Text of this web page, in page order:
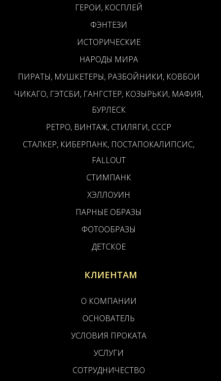
ГЕРОИ, КОСПЛЕЙ
ФЭНТЕЗИ
ИСТОРИЧЕСКИЕ
НАРОДЫ МИРА
ПИРАТЫ, МУШКЕТЕРЫ, РАЗБОЙНИКИ, КОВБОИ
ЧИКАГО, ГЭТСБИ, ГАНГСТЕР, КОЗЫРЬКИ, МАФИЯ,
БУРЛЕСК
РЕТРО, ВИНТАЖ, СТИЛЯГИ, СССР
СТАЛКЕР, КИБЕРПАНК, ПОСТАПОКАЛИПСИС,
FALLOUT
СТИМПАНК
ХЭЛЛОУИН
ПАРНЫЕ ОБРАЗЫ
ФОТООБРАЗЫ
ДЕТСКОЕ
КЛИЕНТАМ
О КОМПАНИИ
ОСНОВАТЕЛЬ
УСЛОВИЯ ПРОКАТА
УСЛУГИ
СОТРУДНИЧЕСТВО